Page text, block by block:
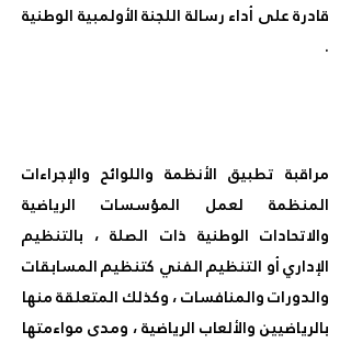
قادرة على أداء رسالة اللجنة الأولمبية الوطنية
.
مراقبة تطبيق الأنظمة واللوائح والإجراءات
المنظمة لعمل المؤسسات الرياضية
والاتحادات الوطنية ذات الصلة ، بالتنظيم
الإداري أو التنظيم الفني كتنظيم المسابقات
والدورات والمنافسات ، وكذلك المتعلقة منها
بالرياضيين والألعاب الرياضية ، ومدى مواءمتها